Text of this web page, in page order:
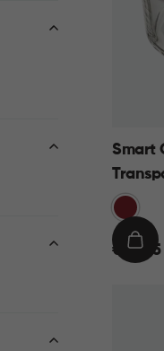
Smart
Rood
€€ 14,95
IN